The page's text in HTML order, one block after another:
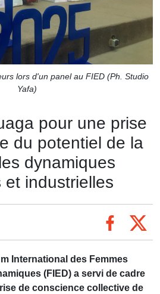
lors d'un panel au FIED (Ph. Studio
Yafa)
pour une prise
du potentiel de la
dynamiques
et industrielles
International des Femmes
(FIED) a servi de cadre
de conscience collective de